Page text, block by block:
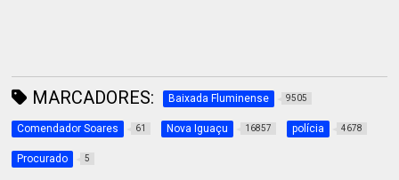
MARCADORES: Baixada Fluminense 9505
Comendador Soares 61 Nova Iguaçu 16857 polícia 4678
Procurado 5